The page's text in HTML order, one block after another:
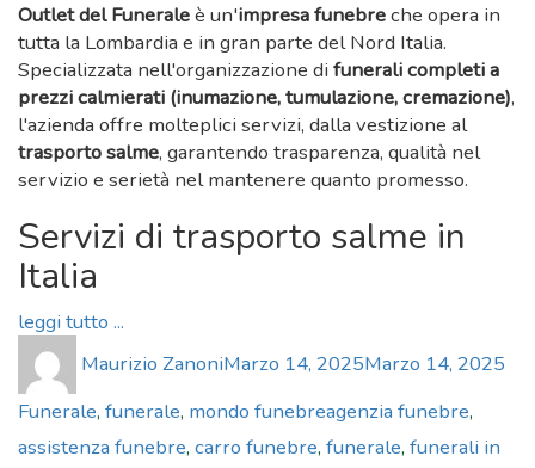
Outlet del Funeraleè un'impresa funebreche opera in
tutta la Lombardia e in gran parte del Nord Italia.
Specializzata nell'organizzazione di funerali completi a
prezzi calmierati (inumazione, tumulazione, cremazione),
l'azienda offre molteplici servizi, dalla vestizione al
trasporto salme, garantendo trasparenza, qualità nel
servizio e serietà nel mantenere quanto promesso.
Servizi di trasporto salme in
Italia
leggi tutto ...
Maurizio Zanonion
Marzo 14, 2025Marzo 14, 2025
Funerale, funerale, mondo funebreTags
agenzia funebre,
assistenza funebre, carro funebre, funerale, funerali in